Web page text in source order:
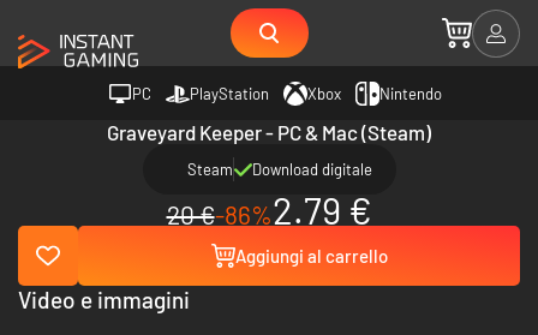
PC PlayStation Xbox Nintendo
Graveyard Keeper - PC & Mac (Steam)
Steam Download digitale
20 €-86%2.79 €
Aggiungi al carrello
Video e immagini